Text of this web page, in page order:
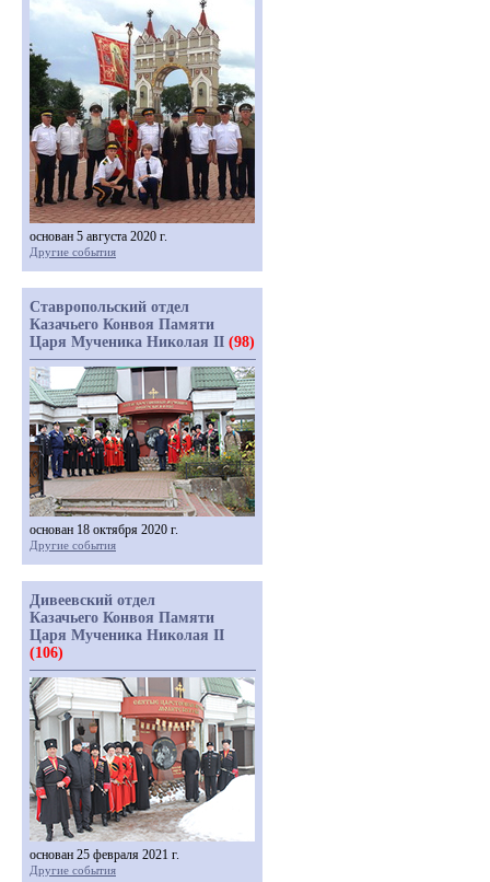
основан 5 августа 2020 г.
Другие события
Ставропольский отдел
Казачьего Конвоя Памяти
Царя Мученика Николая II (98)
основан 18 октября 2020 г.
Другие события
Дивеевский отдел
Казачьего Конвоя Памяти
Царя Мученика Николая II
(106)
основан 25 февраля 2021 г.
Другие события